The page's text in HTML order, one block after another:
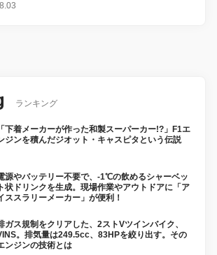
ランキング
「下着メーカーが作った和製スーパーカー!?」F1エ
ジンを積んだジオット・キャスピタという伝説
源やバッテリー不要で、-1℃の飲めるシャーベッ
ト状ドリンクを生成。現場作業やアウトドアに「ア
ススラリーメーカー」が便利！
ガス規制をクリアした、2ストVツインバイク、
。排気量は249.5cc、83HPを絞り出す。その
ンジンの技術とは